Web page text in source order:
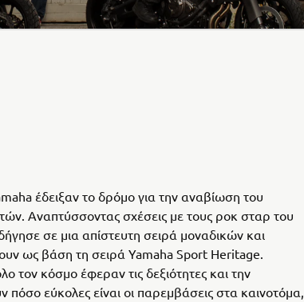
έδειξαν το δρόμο για την αναβίωση του
Αναπτύσσοντας σχέσεις με τους ροκ σταρ του
σε μια απίστευτη σειρά μοναδικών και
ως βάση τη σειρά Yamaha Sport Heritage.
τον κόσμο έφεραν τις δεξιότητες και την
πόσο εύκολες είναι οι παρεμβάσεις στα καινοτόμα,